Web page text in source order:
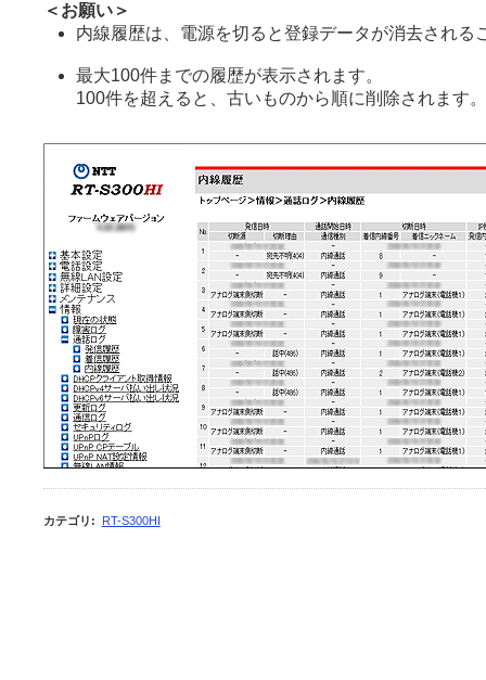
＜お願い＞
内線履歴は、電源を切ると登録データが消去される
最大100件までの履歴が表示されます。
100件を超えると、古いものから順に削除されます。
カテゴリ : RT-S300HI